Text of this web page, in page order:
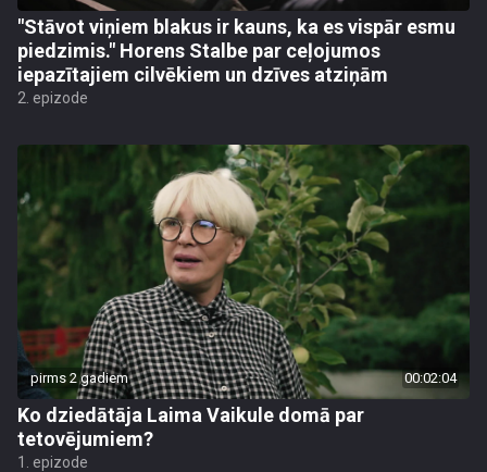
"Stāvot viņiem blakus ir kauns, ka es vispār esmu
piedzimis." Horens Stalbe par ceļojumos
iepazītajiem cilvēkiem un dzīves atziņām
2. epizode
pirms 2 gadiem 00:02:04
Ko dziedātāja Laima Vaikule domā par
tetovējumiem?
1. epizode